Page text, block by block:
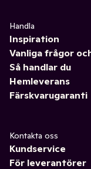
Handla
Inspiration
Vanliga frågor
Så handlar du
Hemleverans
Färskvarugaranti
Kontakta oss
Kundservice
För leverantörer